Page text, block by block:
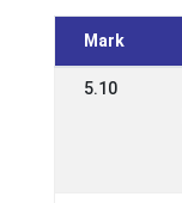
Mark
5.10